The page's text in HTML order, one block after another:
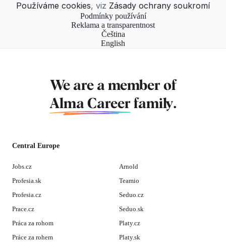
Používáme cookies, viz Zásady ochrany soukromí
Podmínky používání
Reklama a transparentnost
Čeština
English
We are a member of
Alma Career family.
Central Europe
Jobs.cz
Profesia.sk
Profesia.cz
Prace.cz
Práca za rohom
Práce za rohem
Arnold
Teamio
Seduo.cz
Seduo.sk
Platy.cz
Platy.sk